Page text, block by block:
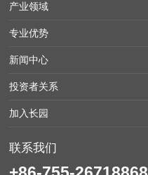
产业领域
专业优势
新闻中心
投资者关系
加入长园
联系我们